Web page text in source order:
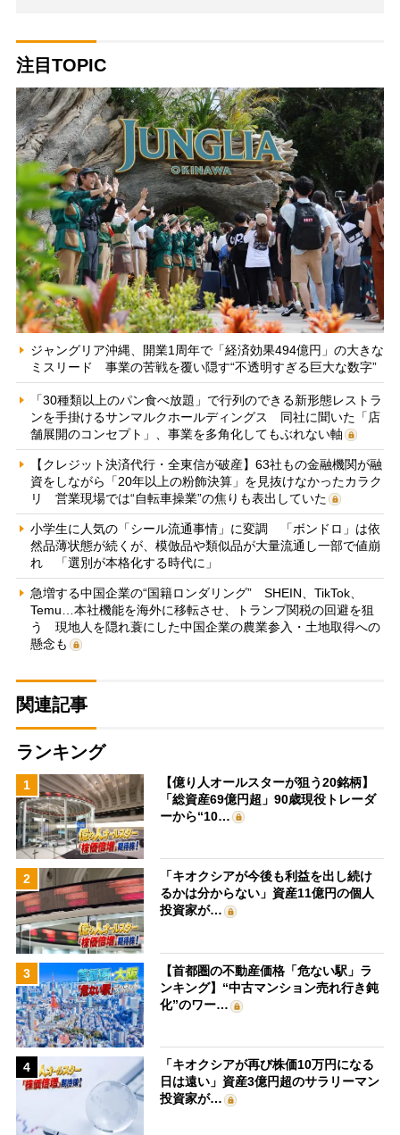
注目TOPIC
ジャングリア沖縄、開業1周年で「経済効果494億円」の大きな
ミスリード 事業の苦戦を覆い隠す“不透明すぎる巨大な数字”
「30種類以上のパン食べ放題」で行列のできる新形態レストラ
ンを手掛けるサンマルクホールディングス 同社に聞いた「店
舗展開のコンセプト」、事業を多角化してもぶれない軸
【クレジット決済代行・全東信が破産】63社もの金融機関が融
資をしながら「20年以上の粉飾決算」を見抜けなかったカラク
リ 営業現場では“自転車操業”の焦りも表出していた
小学生に人気の「シール流通事情」に変調 「ボンドロ」は依
然品薄状態が続くが、模倣品や類似品が大量流通し一部で値崩
れ 「選別が本格化する時代に」
急増する中国企業の“国籍ロンダリング” SHEIN、TikTok、
Temu…本社機能を海外に移転させ、トランプ関税の回避を狙
う 現地人を隠れ蓑にした中国企業の農業参入・土地取得への
懸念も
関連記事
ランキング
1
【億り人オールスターが狙う20銘柄】
「総資産69億円超」90歳現役トレーダ
ーから“10…
2
「キオクシアが今後も利益を出し続け
るかは分からない」資産11億円の個人
投資家が…
3
【首都圏の不動産価格「危ない駅」ラ
ンキング】“中古マンション売れ行き鈍
化”のワー…
4
「キオクシアが再び株価10万円になる
日は遠い」資産3億円超のサラリーマン
投資家が…